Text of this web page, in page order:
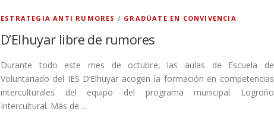
ESTRATEGIA ANTI RUMORES / GRADÚATE EN CONVIVENCIA
D’Elhuyar libre de rumores
Durante todo este mes de octubre, las aulas de Escuela de
Voluntariado del IES D’Elhuyar acogen la formación en competencias
interculturales del equipo del programa municipal Logroño
Intercultural. Más de …